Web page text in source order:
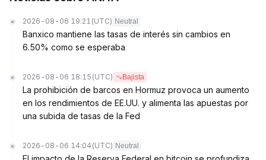
2026-08-06 19:21 (UTC) Neutral
Banxico mantiene las tasas de interés sin cambios en
6.50% como se esperaba
2026-08-06 18:15 (UTC) Bajista
La prohibición de barcos en Hormuz provoca un aumento
en los rendimientos de EE.UU. y alimenta las apuestas por
una subida de tasas de la Fed
2026-08-06 14:04 (UTC) Neutral